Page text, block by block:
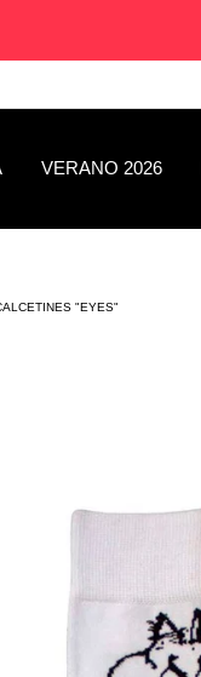
VERANO 2026
"EYES"